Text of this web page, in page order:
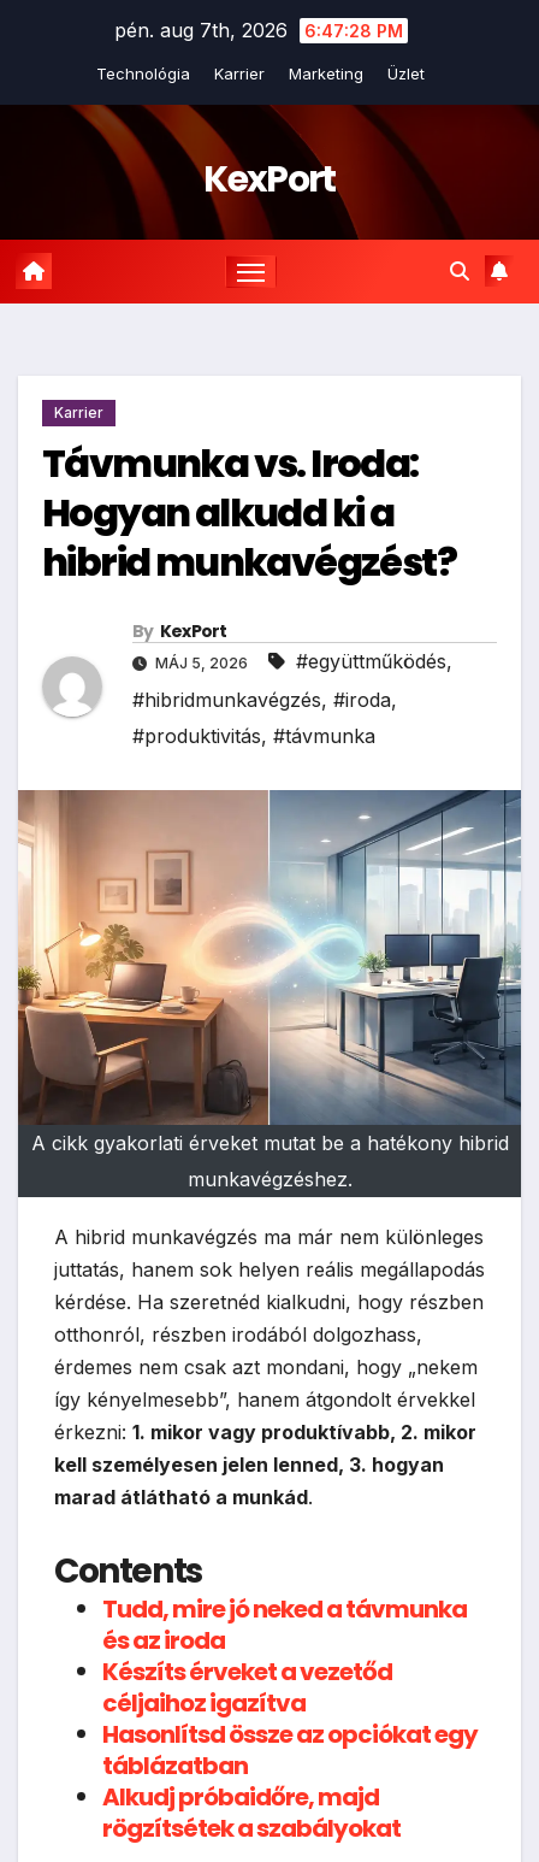
pén. aug 7th, 2026 6:47:29 PM
Technológia Karrier Marketing Üzlet
KexPort
Karrier
Távmunka vs. Iroda:
Hogyan alkudd ki a
hibrid munkavégzést?
By KexPort
MÁJ 5, 2026 #együttműködés,
#hibridmunkavégzés, #iroda,
#produktivitás, #távmunka
A cikk gyakorlati érveket mutat be a hatékony hibrid
munkavégzéshez.
A hibrid munkavégzés ma már nem különleges
juttatás, hanem sok helyen reális megállapodás
kérdése. Ha szeretnéd kialkudni, hogy részben
otthonról, részben irodából dolgozhass,
érdemes nem csak azt mondani, hogy „nekem
így kényelmesebb”, hanem átgondolt érvekkel
érkezni: 1. mikor vagy produktívabb, 2. mikor
kell személyesen jelen lenned, 3. hogyan
marad átlátható a munkád.
Contents
Tudd, mire jó neked a távmunka
és az iroda
Készíts érveket a vezetőd
céljaihoz igazítva
Hasonlítsd össze az opciókat egy
táblázatban
Alkudj próbaidőre, majd
rögzítsétek a szabályokat